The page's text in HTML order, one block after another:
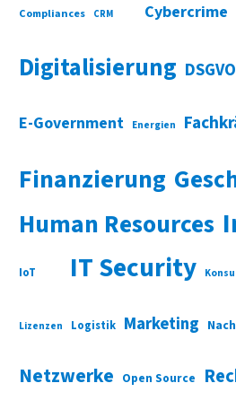
Compliances CRM Cybercrime
Digitalisierung DSGVO
E-Government Energien
Finanzierung
Human Resources
IoT IT Security
Lizenzen Logistik Marketing
Netzwerke Open Source